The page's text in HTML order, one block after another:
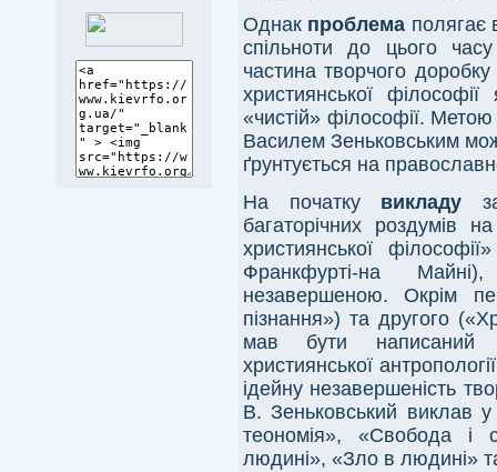
Однак проблема полягає
спільноти до цього
частина творчого
християнської філософії
«чистій» філософії. Метою
Василем Зеньковським
ґрунтується на
На початку викладу
багаторічних роздумів
християнської
Франкфурті-на
незавершеною. Окрім
пізнання») та другого
мав бути написаний
християнської
ідейну незавершеність
В. Зеньковський виклав у
теономія», «Свобода і
людині», «Зло в людині»